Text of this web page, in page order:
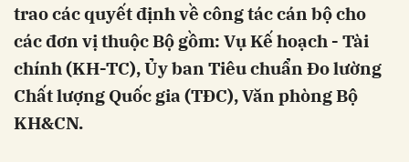
trao các quyết định về công tác cán bộ cho
các đơn vị thuộc Bộ gồm: Vụ Kế hoạch - Tài
chính (KH-TC), Ủy ban Tiêu chuẩn Đo lường
Chất lượng Quốc gia (TĐC), Văn phòng Bộ
KH&CN.